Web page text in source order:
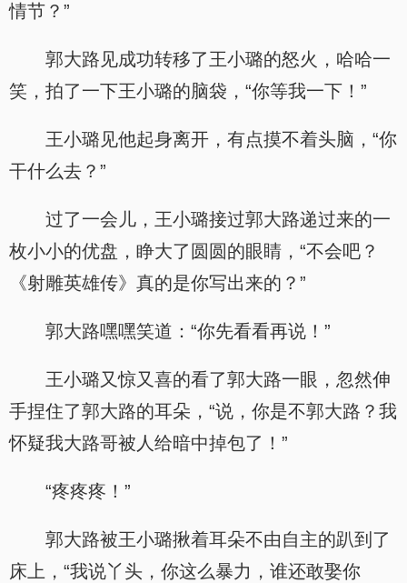
情节？”
郭大路见成功转移了王小璐的怒火，哈哈一
笑，拍了一下王小璐的脑袋，“你等我一下！”
王小璐见他起身离开，有点摸不着头脑，“你
干什么去？”
过了一会儿，王小璐接过郭大路递过来的一
枚小小的优盘，睁大了圆圆的眼睛，“不会吧？
《射雕英雄传》真的是你写出来的？”
郭大路嘿嘿笑道：“你先看看再说！”
王小璐又惊又喜的看了郭大路一眼，忽然伸
手捏住了郭大路的耳朵，“说，你是不郭大路？我
怀疑我大路哥被人给暗中掉包了！”
“疼疼疼！”
郭大路被王小璐揪着耳朵不由自主的趴到了
床上，“我说丫头，你这么暴力，谁还敢娶你